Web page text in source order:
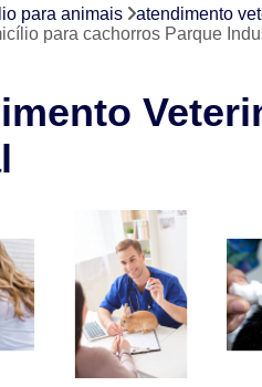
Exames
animais
animais
animais
estimação
para animais
atendimento
para cachorros Parque